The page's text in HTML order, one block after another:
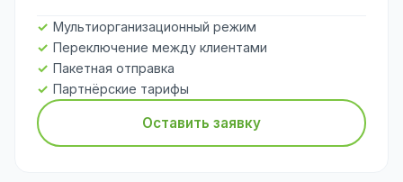
Мультиорганизационный режим
Переключение между клиентами
Пакетная отправка
Партнёрские тарифы
Оставить заявку